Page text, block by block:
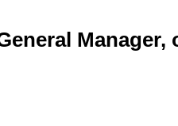
Manager,